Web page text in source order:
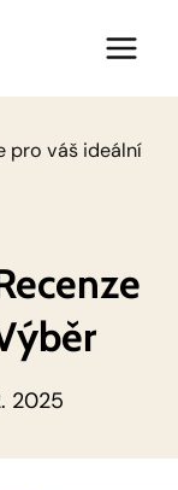
pro váš ideální
2025